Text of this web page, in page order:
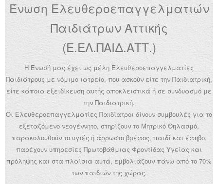
Ένωση Ελευθεροεπαγγελματιών
Παιδιάτρων Αττικής
(Ε.ΕΛ.ΠΑΙΔ.ΑΤΤ.)
Η Ένωσή μας έχει ως μέλη Ελευθεροεπαγγελματίες
Παιδιάτρους με νόμιμο ιατρείο, που ασκούν είτε την Παιδιατρική,
είτε κάποια εξειδίκευση αυτής αποκλειστικά ή σε συνδυασμό με
την Παιδιατρική.
Οι Ελευθεροεπαγγελματίες Παιδίατροι δίνουν συμβουλές για το
εξεταζόμενο νεογέννητο, στηρίζουν το Μητρικό Θηλασμό,
παρακολουθούν το υγιές ή άρρωστο βρέφος, παιδί και έφηβο,
παρέχουν υπηρεσίες Πρωτοβάθμιας Φροντίδας Υγείας και
πρόληψης και στα πλαίσια αυτά, εμβολιάζουν πάνω από το 70%
των παιδιών της χώρας.
Ανακοινώσεις
Εργαλεία για Παιδιάτρους
Χρήσιμα Links
Επεξεργασία Προφίλ